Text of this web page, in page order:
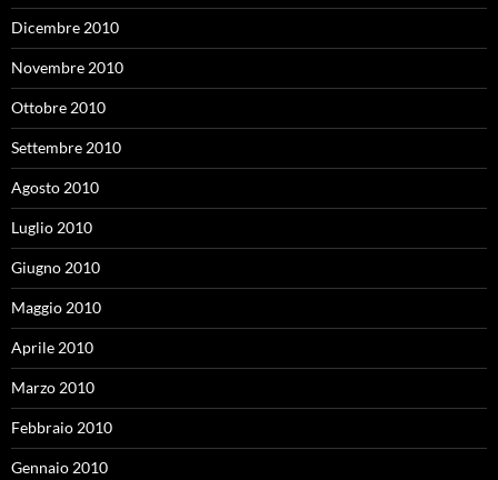
Dicembre 2010
Novembre 2010
Ottobre 2010
Settembre 2010
Agosto 2010
Luglio 2010
Giugno 2010
Maggio 2010
Aprile 2010
Marzo 2010
Febbraio 2010
Gennaio 2010